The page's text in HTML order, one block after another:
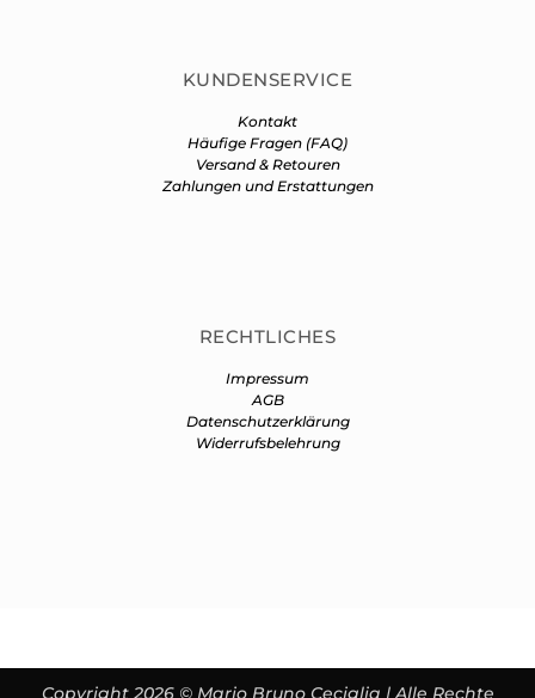
KUNDENSERVICE
Kontakt
Häufige Fragen (FAQ)
Versand & Retouren
Zahlungen und Erstattungen
RECHTLICHES
Impressum
AGB
Datenschutzerklärung
Widerrufsbelehrung
Copyright 2026 © Mario Bruno Ceciglia | Alle Rechte